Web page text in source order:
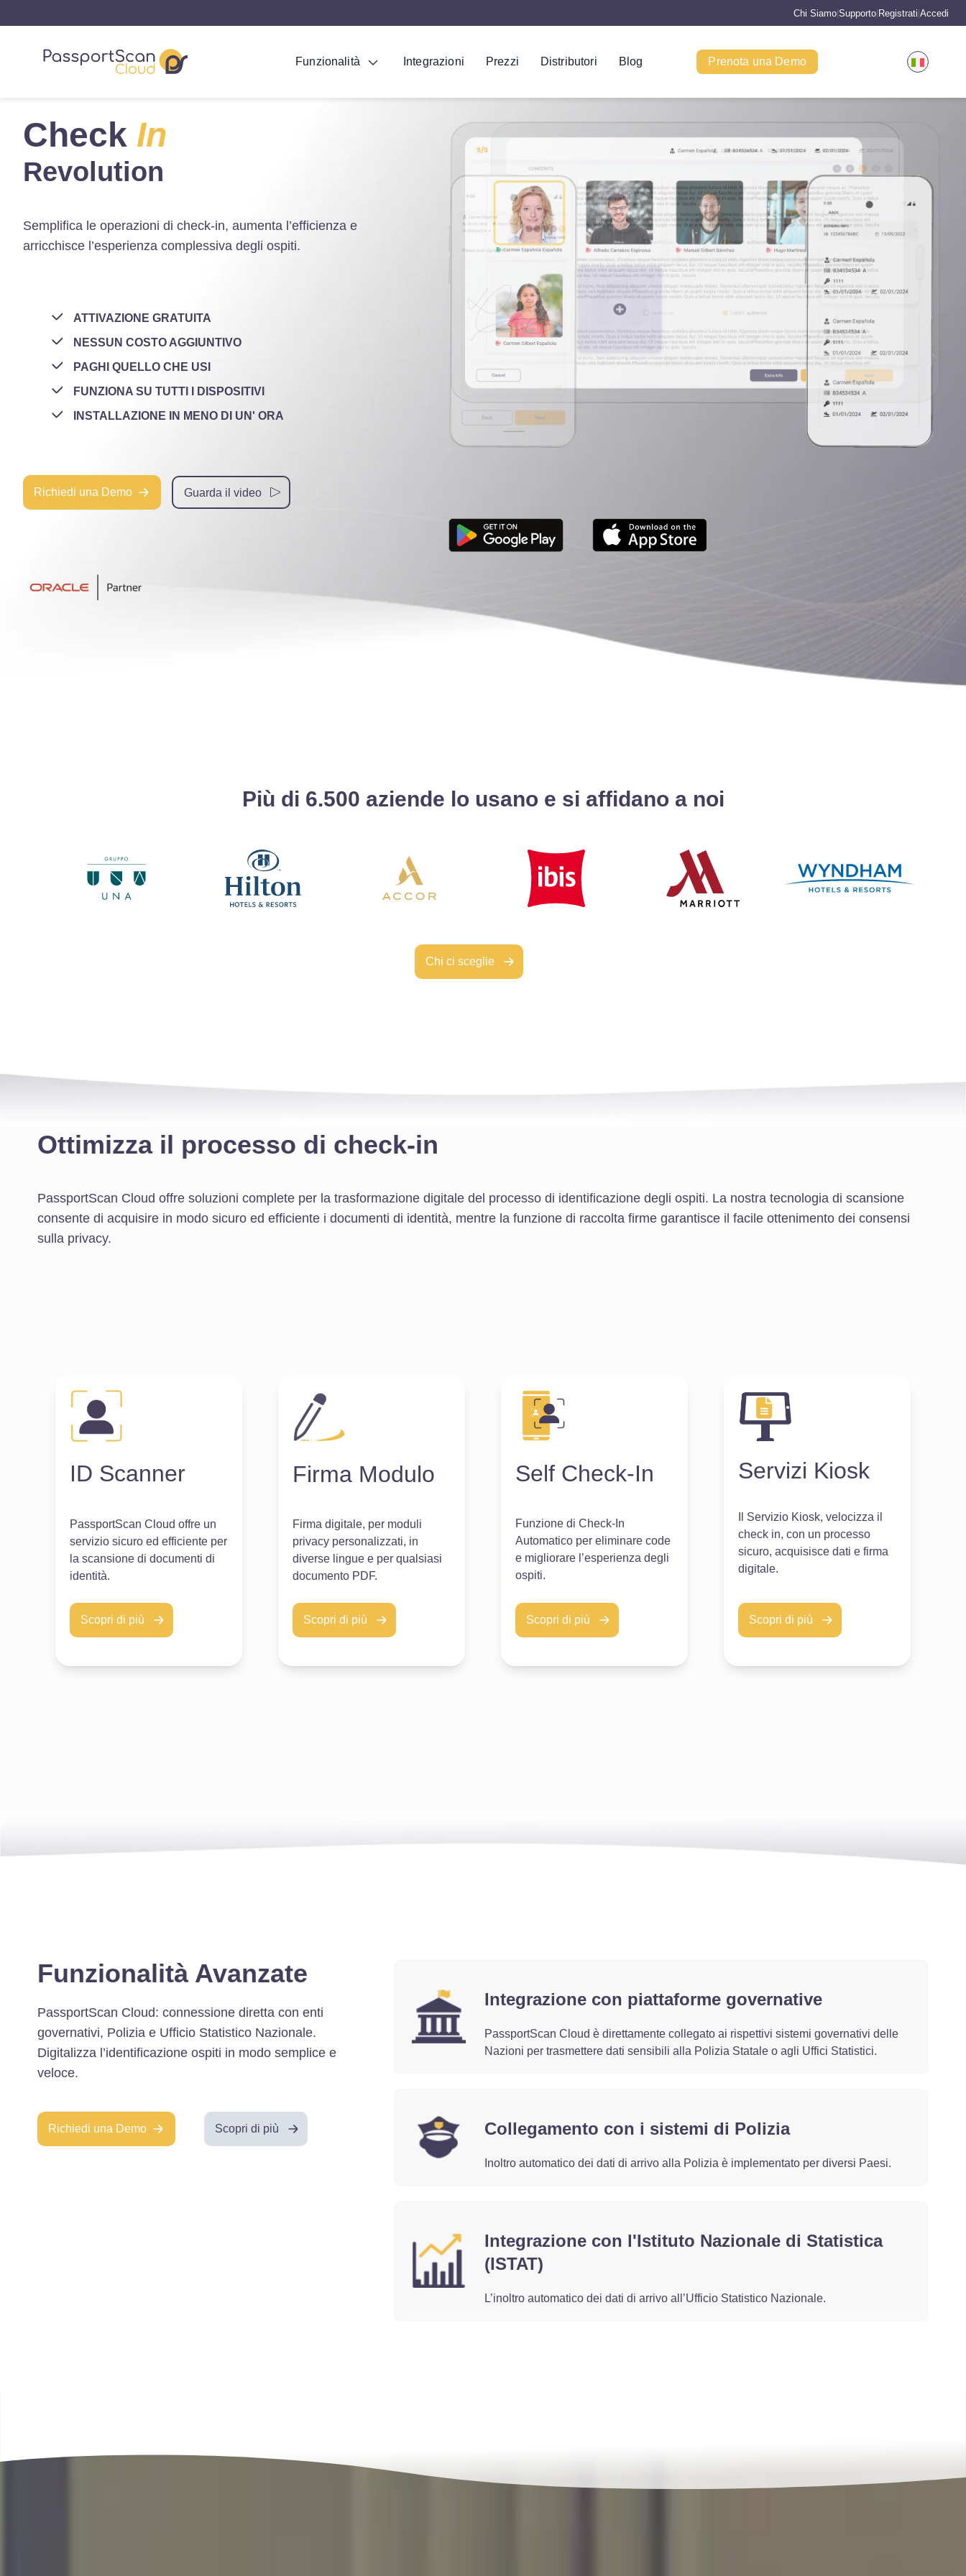
Chi Siamo Supporto Registrati Accedi
Funzionalità Integrazioni Prezzi Distributori Blog Prenota una Demo
Check In
Revolution
Semplifica le operazioni di check-in, aumenta l’efficienza e
arricchisce l’esperienza complessiva degli ospiti.
ATTIVAZIONE GRATUITA
NESSUN COSTO AGGIUNTIVO
PAGHI QUELLO CHE USI
FUNZIONA SU TUTTI I DISPOSITIVI
INSTALLAZIONE IN MENO DI UN' ORA
Richiedi una Demo Guarda il video
Più di 6.500 aziende lo usano e si affidano a noi
Chi ci sceglie
Ottimizza il processo di check-in
PassportScan Cloud offre soluzioni complete per la trasformazione digitale del processo di identificazione degli ospiti. La nostra tecnologia di scansione
consente di acquisire in modo sicuro ed efficiente i documenti di identità, mentre la funzione di raccolta firme garantisce il facile ottenimento dei consensi
sulla privacy.
ID Scanner
PassportScan Cloud offre un
servizio sicuro ed efficiente per
la scansione di documenti di
identità.
Scopri di più
Firma Modulo
Firma digitale, per moduli
privacy personalizzati, in
diverse lingue e per qualsiasi
documento PDF.
Scopri di più
Self Check-In
Funzione di Check-In
Automatico per eliminare code
e migliorare l’esperienza degli
ospiti.
Scopri di più
Servizi Kiosk
Il Servizio Kiosk, velocizza il
check in, con un processo
sicuro, acquisisce dati e firma
digitale.
Scopri di più
Funzionalità Avanzate
PassportScan Cloud: connessione diretta con enti
governativi, Polizia e Ufficio Statistico Nazionale.
Digitalizza l’identificazione ospiti in modo semplice e
veloce.
Richiedi una Demo Scopri di più
Integrazione con piattaforme governative
PassportScan Cloud è direttamente collegato ai rispettivi sistemi governativi delle
Nazioni per trasmettere dati sensibili alla Polizia Statale o agli Uffici Statistici.
Collegamento con i sistemi di Polizia
Inoltro automatico dei dati di arrivo alla Polizia è implementato per diversi Paesi.
Integrazione con l'Istituto Nazionale di Statistica
(ISTAT)
L’inoltro automatico dei dati di arrivo all’Ufficio Statistico Nazionale.